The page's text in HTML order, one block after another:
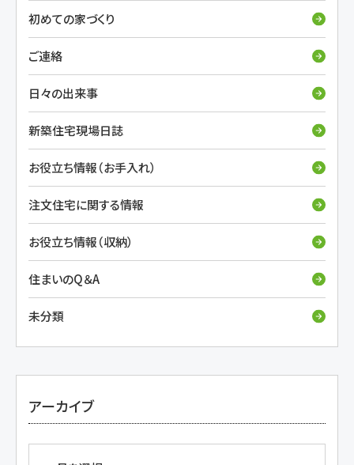
初めての家づくり
ご連絡
日々の出来事
新築住宅現場日誌
お役立ち情報（お手入れ）
注文住宅に関する情報
お役立ち情報（収納）
住まいのQ＆A
未分類
アーカイブ